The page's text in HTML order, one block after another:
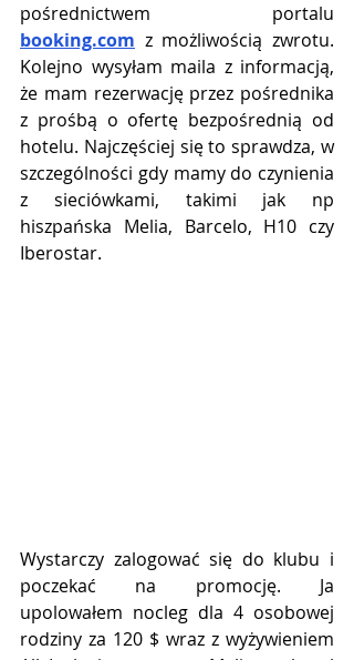
booking.com z możliwością zwrotu.
Kolejno wysyłam maila z informacją,
że mam rezerwację przez pośrednika
z prośbą o ofertę bezpośrednią od
hotelu. Najczęściej się to sprawdza, w
szczególności gdy mamy do czynienia
z sieciówkami, takimi jak np
hiszpańska Melia, Barcelo, H10 czy
Iberostar.
Wystarczy zalogować się do klubu i
poczekać na promocję. Ja
upolowałem nocleg dla 4 osobowej
rodziny za 120 $ wraz z wyżywieniem